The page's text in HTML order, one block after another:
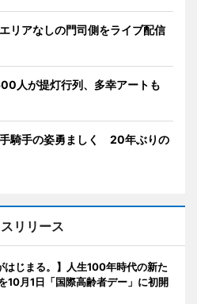
リアなしの門司側をライブ配信
人が提灯行列、多幸アートも
騎手の姿勇ましく 20年ぶりの
リリース
はじまる。】人生100年時代の新た
10月1日「国際高齢者デー」に初開